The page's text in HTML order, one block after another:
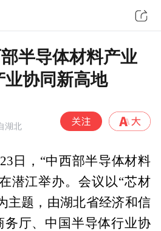
半导体材料产业
业协同新高地
湖北
日，“中西部半导体材料
潜江举办。会议以“芯材
主题，由湖北省经济和信
务厅、中国半导体行业协